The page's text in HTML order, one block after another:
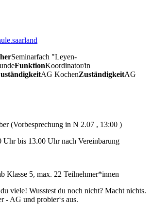
Seminarfach "Leyen-
FunktionKoordinator/in
AG KochenZuständigkeitAG
(Vorbesprechung in N 2.07 , 13:00 )
Uhr bis 13.00 Uhr nach Vereinbarung
Klasse 5, max. 22 Teilnehmer*innen
viele! Wusstest du noch nicht? Macht nichts.
- AG und probier‘s aus.